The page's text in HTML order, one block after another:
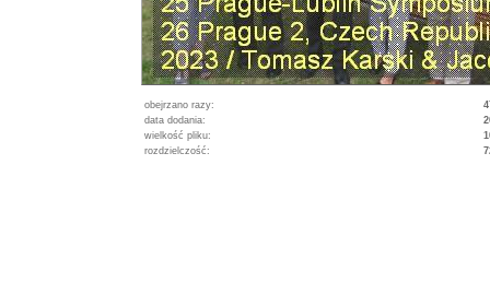
obejrzano razy:
data dodania:
wielkość pliku:
rozdzielczość: